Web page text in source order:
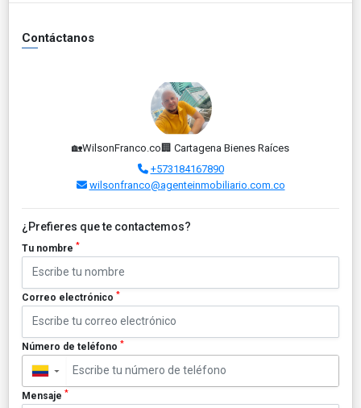
Contáctanos
🏡WilsonFranco.co🏢 Cartagena Bienes Raíces
+573184167890
wilsonfranco@agenteinmobiliario.com.co
¿Prefieres que te contactemos?
Tu nombre *
Correo electrónico *
Número de teléfono *
▼
Mensaje *